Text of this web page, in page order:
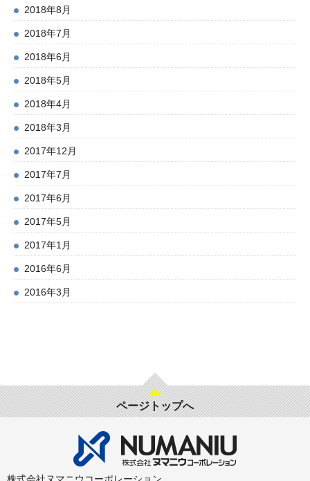
2018年8月
2018年7月
2018年6月
2018年5月
2018年4月
2018年3月
2017年12月
2017年7月
2017年6月
2017年5月
2017年1月
2016年6月
2016年3月
ページトップへ